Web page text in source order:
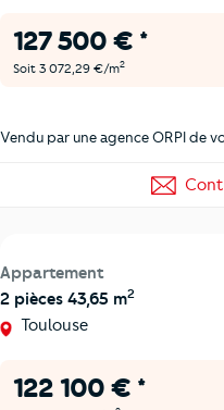
127 500 € *
Soit 3 072,29 €/m2
Vendu par une agence ORPI de
Appartement
2 pièces 43,65 m2
Toulouse
122 100 € *